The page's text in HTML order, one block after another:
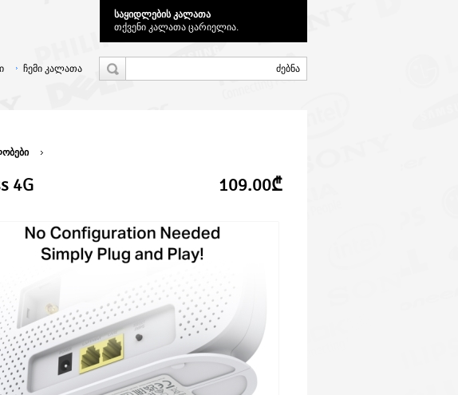
საყიდლების კალათა
თქვენი კალათა ცარიელია.
ჩემი კალათა
4G
109.00₾